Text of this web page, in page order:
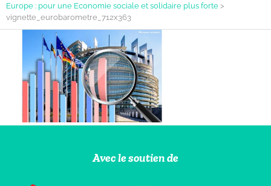
Europe : pour une Economie sociale et solidaire plus forte >
vignette_eurobarometre_712x363
Avec le soutien de